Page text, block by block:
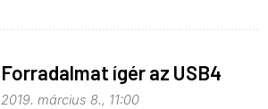
Forradalmat ígér az USB4
2019. március 8., 11:00